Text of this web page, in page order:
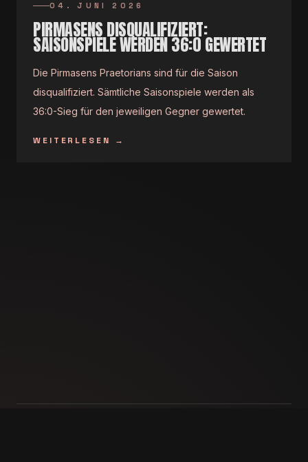
04. JUNI 2026
PIRMASENS DISQUALIFIZIERT:
SAISONSPIELE WERDEN 36:0 GEWERTET
Die Pirmasens Praetorians sind für die Saison
disqualifiziert. Sämtliche Saisonspiele werden als
36:0-Sieg für den jeweiligen Gegner gewertet.
WEITERLESEN →